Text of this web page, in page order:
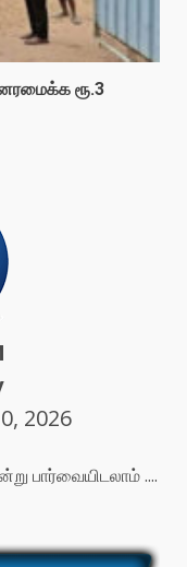
ரூ.3
2026
பார்வையிடலாம் ....